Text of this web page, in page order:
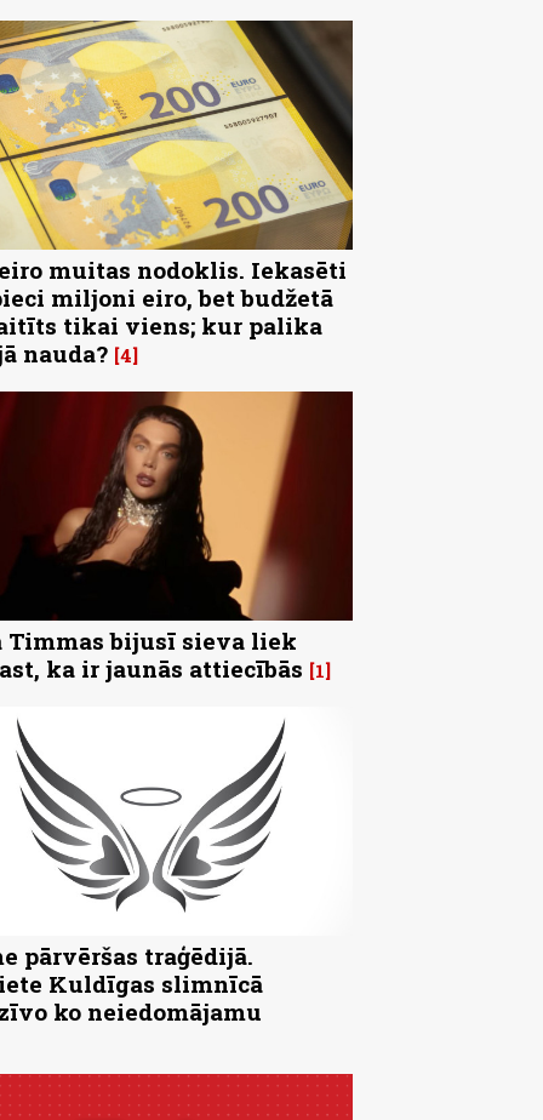
muitas nodoklis. Iekasēti
miljoni eiro, bet budžetā
tikai viens; kur palika
nauda? 4
Timmas bijusī sieva liek
ka ir jaunās attiecībās 1
pārvēršas traģēdijā.
Kuldīgas slimnīcā
ko neiedomājamu